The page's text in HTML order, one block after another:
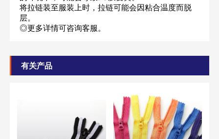
将拉链装至服装上时，拉链可能会因粘合温度而脱
层。
◎更多详情可咨询客服。
有关产品